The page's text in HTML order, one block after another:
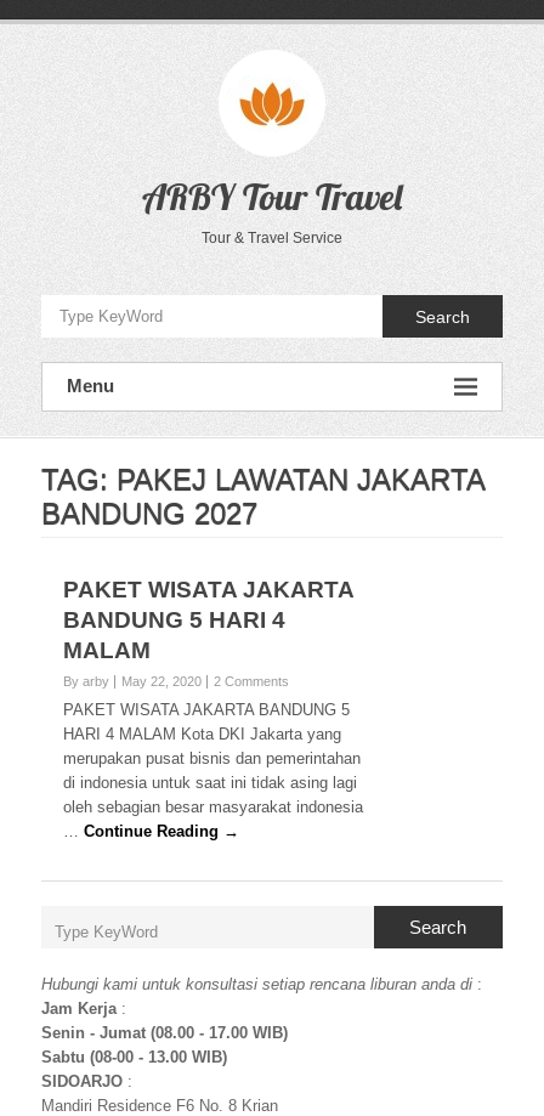
ARBY Tour Travel
Tour & Travel Service
Search
Menu
TAG: PAKEJ LAWATAN JAKARTA
BANDUNG 2027
PAKET WISATA JAKARTA
BANDUNG 5 HARI 4
MALAM
By arby May 22, 2020 2 Comments
PAKET WISATA JAKARTA BANDUNG 5
HARI 4 MALAM Kota DKI Jakarta yang
merupakan pusat bisnis dan pemerintahan
di indonesia untuk saat ini tidak asing lagi
oleh sebagian besar masyarakat indonesia
…Continue Reading →
Search
Hubungi kami untuk konsultasi setiap rencana liburan anda di :
Jam Kerja:
Senin - Jumat (08.00 - 17.00 WIB)
Sabtu (08-00 - 13.00 WIB)
SIDOARJO :
Mandiri Residence F6 No. 8 Krian